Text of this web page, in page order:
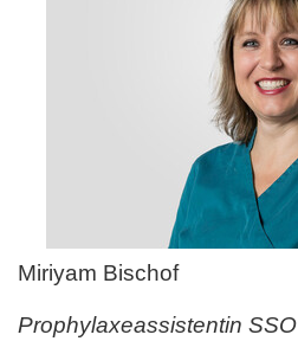
Miriyam Bischof
Prophylaxeassistentin SSO